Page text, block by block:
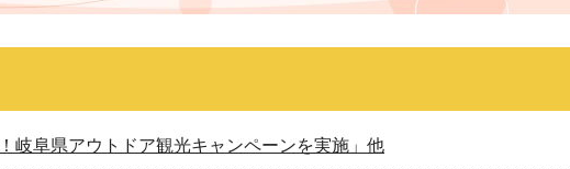
岐阜県アウトドア観光キャンペーンを実施」他